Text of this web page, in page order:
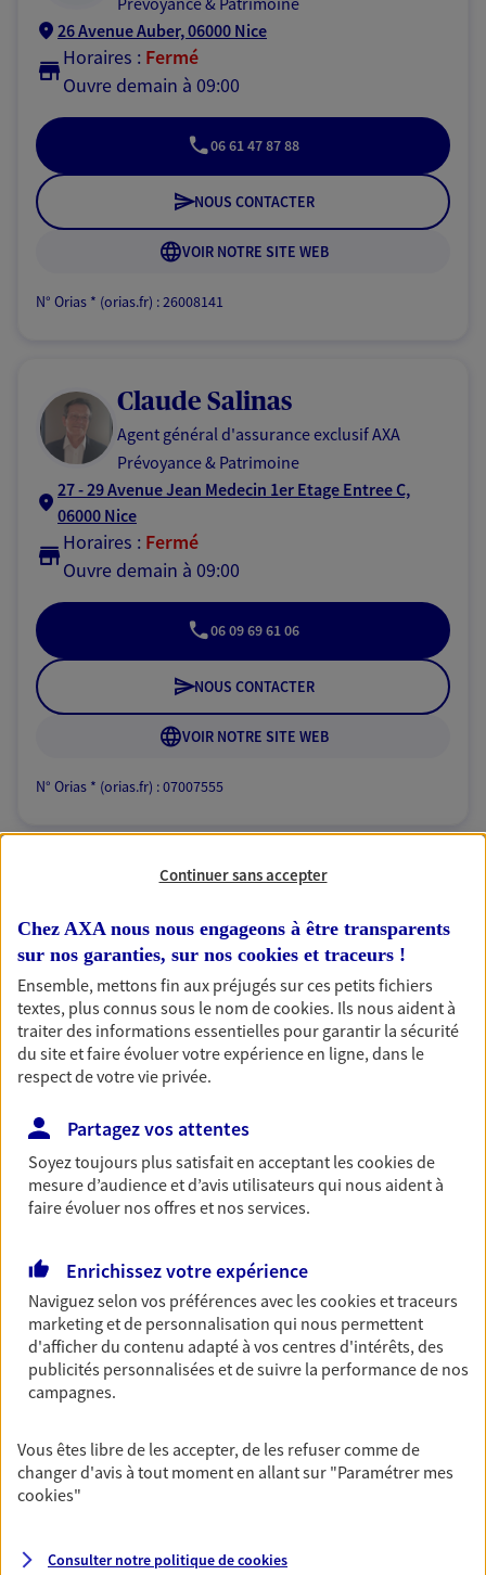
26 Avenue Auber, 06000 Nice
Horaires : Fermé
Ouvre demain à 09:00
06 61 47 87 88
NOUS CONTACTER
VOIR NOTRE SITE WEB
N° Orias * (orias.fr) : 26008141
Claude Salinas
Agent général d'assurance exclusif AXA
Prévoyance & Patrimoine
27 - 29 Avenue Jean Medecin 1er Etage Entree C,
06000 Nice
Horaires : Fermé
Ouvre demain à 09:00
06 09 69 61 06
NOUS CONTACTER
VOIR NOTRE SITE WEB
N° Orias * (orias.fr) : 07007555
Laurent Buchet
Agent Général d'assurance exclusif AXA
France
16 Rue Alphonse Karr, 06000 Nice
Horaires : Fermé
Ouvre demain à 08:30
PRENDRE RENDEZ-VOUS
N° Orias * (orias.fr) : 16002884
Protection
06300 Nice
Continuer sans accepter
Chez AXA nous nous engageons à être transparents
sur nos garanties, sur nos cookies et traceurs !
Ensemble, mettons fin aux préjugés sur ces petits fichiers
textes, plus connus sous le nom decookies. Ils nous aident à
traiter des informations essentielles pour garantir la sécurité
du site et faire évoluer votre expérience en ligne, dans le
respect de votre vie privée.
Partagez vos attentes
Soyez toujours plus satisfait en acceptant lescookiesde
mesure d’audience et d’avis utilisateurs qui nous aident à
faire évoluer nos offres et nos services.
Enrichissez votre expérience
Naviguez selon vos préférences avec lescookies et traceurs
marketing et de personnalisation qui nous permettent
d'afficher du contenu adapté à vos centres d'intérêts, des
publicités personnalisées et de suivre la performance de nos
campagnes.
Vous êtes libre de les accepter, de les refuser comme de
changer d'avis à tout moment en allant sur "Paramétrer mes
cookies"
Consulter notre politique decookies